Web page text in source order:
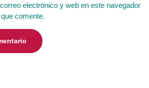
electrónico y web en este navegador
comente.